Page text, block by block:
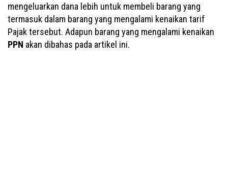
mengeluarkan dana lebih untuk membeli barang yang
termasuk dalam barang yang mengalami kenaikan tarif
Pajak tersebut. Adapun barang yang mengalami kenaikan
PPN akan dibahas pada artikel ini.